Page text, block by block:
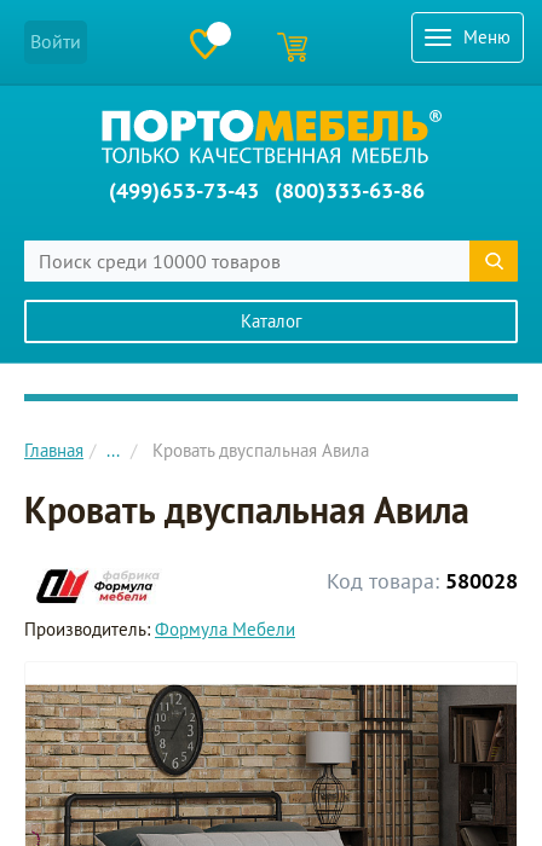
Меню
Войти
(499)653-73-43 (800)333-63-86
Каталог
Главное меню сайта
Главная ... Кровать двуспальная Авила
Кровать двуспальная Авила
Код товара: 580028
Производитель: Формула Мебели